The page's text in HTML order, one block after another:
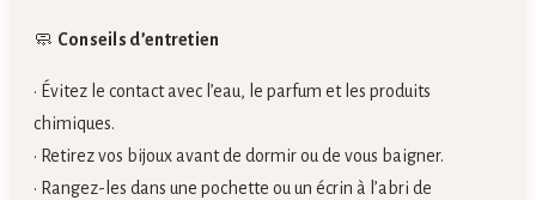
🧼 Conseils d’entretien
• Évitez le contact avec l’eau, le parfum et les produits
chimiques.
• Retirez vos bijoux avant de dormir ou de vous baigner.
• Rangez-les dans une pochette ou un écrin à l’abri de